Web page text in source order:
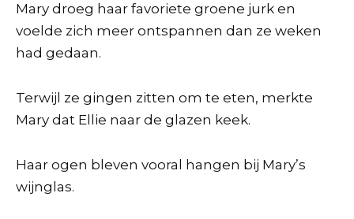
Mary droeg haar favoriete groene jurk en
voelde zich meer ontspannen dan ze weken
had gedaan.
Terwijl ze gingen zitten om te eten, merkte
Mary dat Ellie naar de glazen keek.
Haar ogen bleven vooral hangen bij Mary’s
wijnglas.